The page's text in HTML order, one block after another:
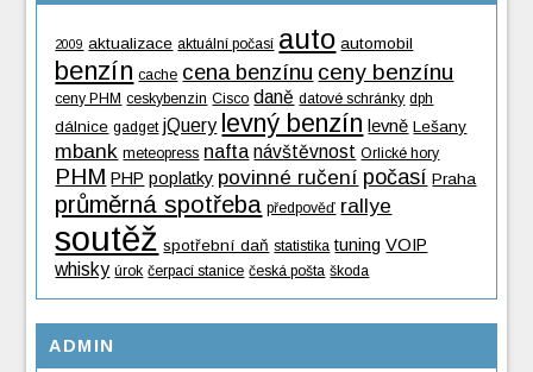
2009 aktualizace aktuální počasí auto automobil
benzín cache cena benzínu ceny benzínu
ceny PHM ceskybenzin Cisco daně datové schránky dph
dálnice gadget jQuery levný benzín levně Lešany
mbank meteopress nafta návštěvnost Orlické hory
PHM PHP poplatky povinné ručení počasí Praha
průměrná spotřeba předpověď rallye
soutěž spotřební daň statistika tuning VOIP
whisky úrok čerpací stanice česká pošta škoda
ADMIN